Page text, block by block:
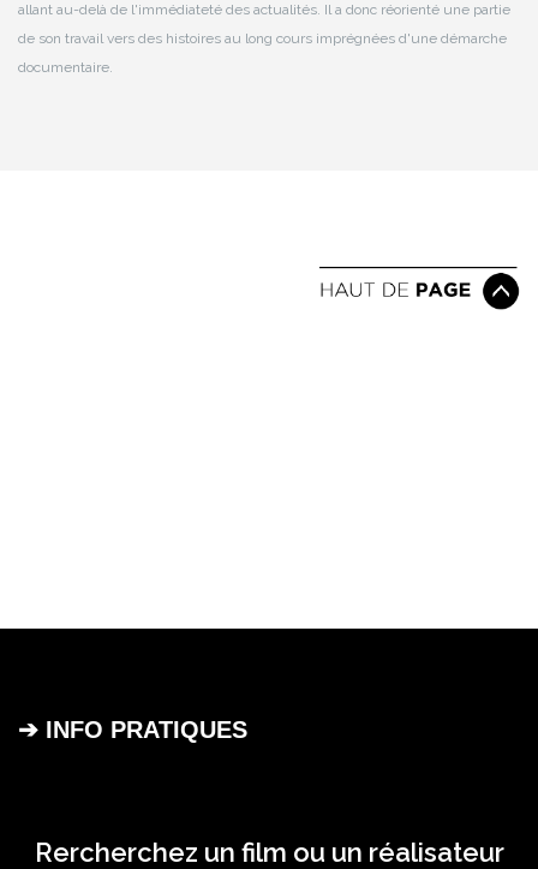
allant au-delà de l'immédiateté des actualités. Il a donc réorienté une partie
de son travail vers des histoires au long cours imprégnées d'une démarche
documentaire.
➔ INFO PRATIQUES
Rercherchez un film ou un réalisateur